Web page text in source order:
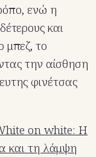
ενώ η
και
μπεζ, το
την αίσθηση
φινέτσας
on white: Η
και τη λάμψη